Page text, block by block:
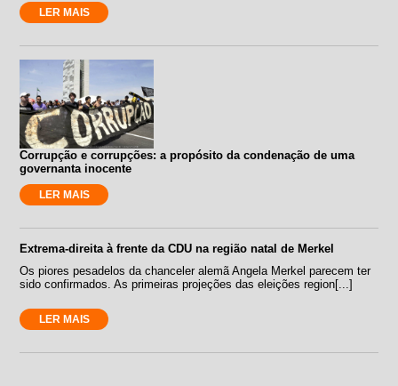
LER MAIS
Corrupção e corrupções: a propósito da condenação de uma
governanta inocente
LER MAIS
Extrema-direita à frente da CDU na região natal de Merkel
Os piores pesadelos da chanceler alemã Angela Merkel parecem ter
sido confirmados. As primeiras projeções das eleições region[...]
LER MAIS